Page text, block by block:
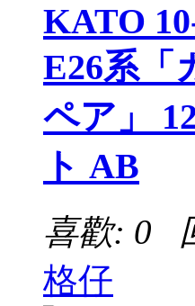
KATO
E26系「
ペア」
ト AB
喜歡: 0
格仔